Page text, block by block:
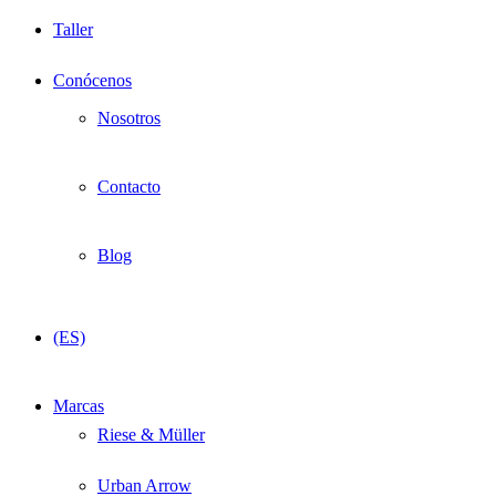
Taller
Conócenos
Nosotros
Contacto
Blog
(ES)
Marcas
Riese & Müller
Urban Arrow